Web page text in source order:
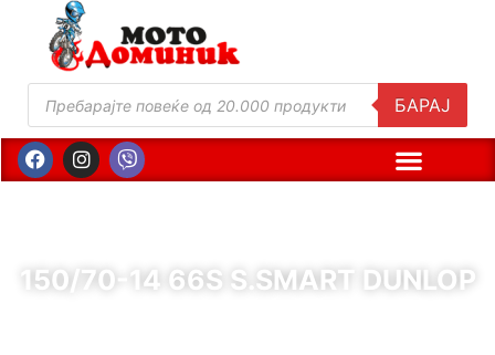
БАРАЈ
150/70-14 66S S.SMART DUNLOP